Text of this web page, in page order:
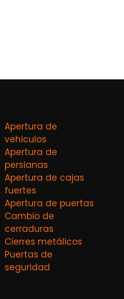
Apertura de
vehiculos
Apertura de
persianas
Apertura de cajas
fuertes
Apertura de puertas
Cambio de
cerraduras
Cierres metálicos
Puertas de
seguridad